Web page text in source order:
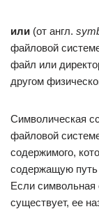
или (от англ.
файловой
файл или
другом
Символическая
файловой
содержимого,
содержащую путь
Если символьная
существует, ее